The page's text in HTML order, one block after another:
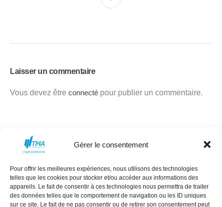
Gérer le consentement
Pour offrir les meilleures expériences, nous utilisons des technologies
telles que les cookies pour stocker et/ou accéder aux informations des
appareils. Le fait de consentir à ces technologies nous permettra de traiter
des données telles que le comportement de navigation ou les ID uniques
sur ce site. Le fait de ne pas consentir ou de retirer son consentement peut
Laisser un commentaire
Vous devez être connecté pour publier un commentaire.
MISSION CONSEIL D’ADMINISTRATION
COMMANDITAIRES ÉVÈNEMENTS
NEXT GEN RÉSEAU DES FEMMES